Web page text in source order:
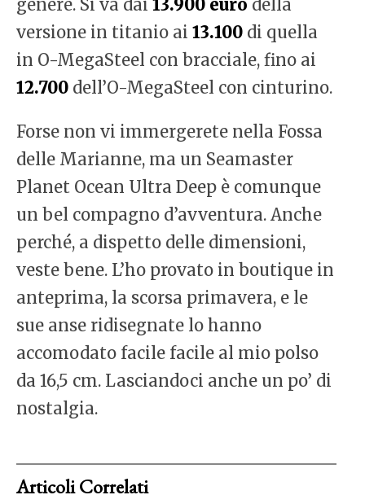
genere. Si va dai 13.900 euro della
versione in titanio ai 13.100 di quella
in O-MegaSteel con bracciale, fino ai
12.700 dell’O-MegaSteel con cinturino.
Forse non vi immergerete nella Fossa
delle Marianne, ma un Seamaster
Planet Ocean Ultra Deep è comunque
un bel compagno d’avventura. Anche
perché, a dispetto delle dimensioni,
veste bene. L’ho provato in boutique in
anteprima, la scorsa primavera, e le
sue anse ridisegnate lo hanno
accomodato facile facile al mio polso
da 16,5 cm. Lasciandoci anche un po’ di
nostalgia.
Articoli Correlati